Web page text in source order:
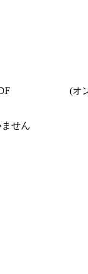
図PDF (オン
せん